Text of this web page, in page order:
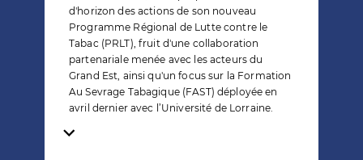
d'horizon des actions de son nouveau
Programme Régional de Lutte contre le
Tabac (PRLT), fruit d'une collaboration
partenariale menée avec les acteurs du
Grand Est, ainsi qu'un focus sur la Formation
Au Sevrage Tabagique (FAST) déployée en
avril dernier avec l’Université de Lorraine.
Temps de lecture